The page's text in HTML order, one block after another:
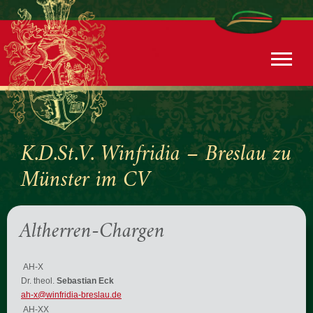
K.D.St.V. Winfridia – Breslau zu
Münster im CV
Altherren-Chargen
AH-X
Dr. theol. Sebastian Eck
ah-x@winfridia-breslau.de
AH-XX